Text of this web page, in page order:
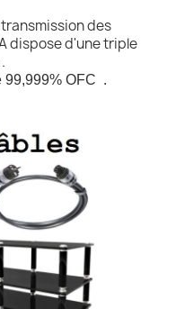
des
dispose d'une triple
99,999% OFC .